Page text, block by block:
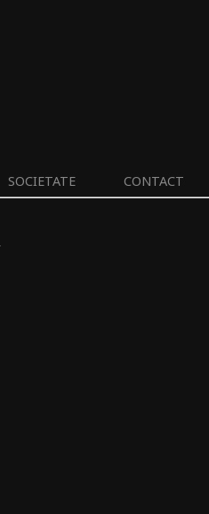
SOCIETATE CONTACT